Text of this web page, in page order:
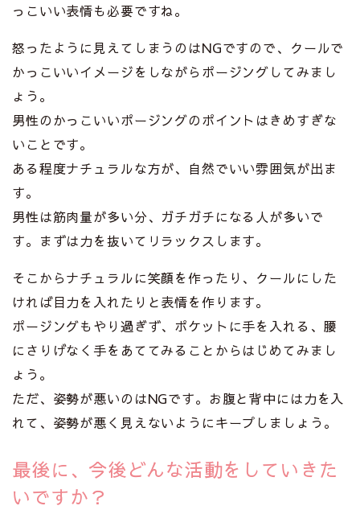
っこいい表情も必要ですね。
怒ったように見えてしまうのはNGですので、クールで
かっこいいイメージをしながらポージングしてみまし
ょう。
男性のかっこいいポージングのポイントはきめすぎな
いことです。
ある程度ナチュラルな方が、自然でいい雰囲気が出ま
す。
男性は筋肉量が多い分、ガチガチになる人が多いで
す。まずは力を抜いてリラックスします。
そこからナチュラルに笑顔を作ったり、クールにした
ければ目力を入れたりと表情を作ります。
ポージングもやり過ぎず、ポケットに手を入れる、腰
にさりげなく手をあててみることからはじめてみまし
ょう。
ただ、姿勢が悪いのはNGです。お腹と背中には力を入
れて、姿勢が悪く見えないようにキープしましょう。
最後に、今後どんな活動をしていきた
いですか？